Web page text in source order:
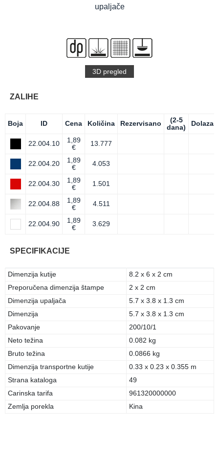
upaljače
3D pregled
ZALIHE
Boja ID Cena Količina Rezervisano
(2-5
dana)
Dolazak
22.004.10
1,89
€
13.777
22.004.20
1,89
€
4.053
22.004.30
1,89
€
1.501
22.004.88
1,89
€
4.511
22.004.90
1,89
€
3.629
SPECIFIKACIJE
Dimenzija kutije
8.2 x 6 x 2 cm
Preporučena dimenzija štampe
2 x 2 cm
Dimenzija upaljača
5.7 x 3.8 x 1.3 cm
Dimenzija
5.7 x 3.8 x 1.3 cm
Pakovanje
200/10/1
Neto težina
0.082 kg
Bruto težina
0.0866 kg
Dimenzija transportne kutije
0.33 x 0.23 x 0.355 m
Strana kataloga
49
Carinska tarifa
961320000000
Zemlja porekla
Kina